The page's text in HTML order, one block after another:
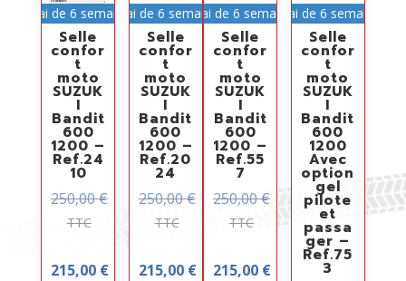
Délai de 6 semaines
Selle
confor
t
moto
SUZUK
I
Bandit
600
1200 –
Ref.24
10
250,00€
TTC
215,00 €
Délai de 6 semaines
Selle
confor
t
moto
SUZUK
I
Bandit
600
1200 –
Ref.20
24
250,00€
TTC
215,00 €
Délai de 6 semaines
Selle
confor
t
moto
SUZUK
I
Bandit
600
1200 –
Ref.55
7
250,00€
TTC
215,00 €
Délai de 6 semaines
Selle
confor
t
moto
SUZUK
I
Bandit
600
1200
Avec
option
gel
pilote
et
passa
ger –
Ref.75
3